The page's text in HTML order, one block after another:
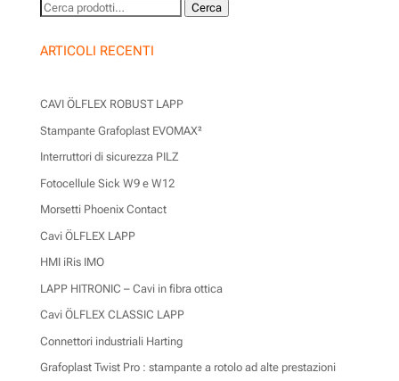
Cerca: Cerca
ARTICOLI RECENTI
CAVI ÖLFLEX ROBUST LAPP
Stampante Grafoplast EVOMAX²
Interruttori di sicurezza PILZ
Fotocellule Sick W9 e W12
Morsetti Phoenix Contact
Cavi ÖLFLEX LAPP
HMI iRis IMO
LAPP HITRONIC – Cavi in fibra ottica
Cavi ÖLFLEX CLASSIC LAPP
Connettori industriali Harting
Grafoplast Twist Pro : stampante a rotolo ad alte prestazioni